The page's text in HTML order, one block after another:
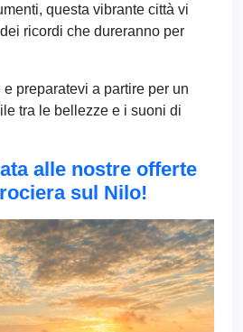
questa vibrante città vi
ricordi che dureranno per
preparatevi a partire per un
tra le bellezze e i suoni di
alle nostre offerte
sul Nilo!